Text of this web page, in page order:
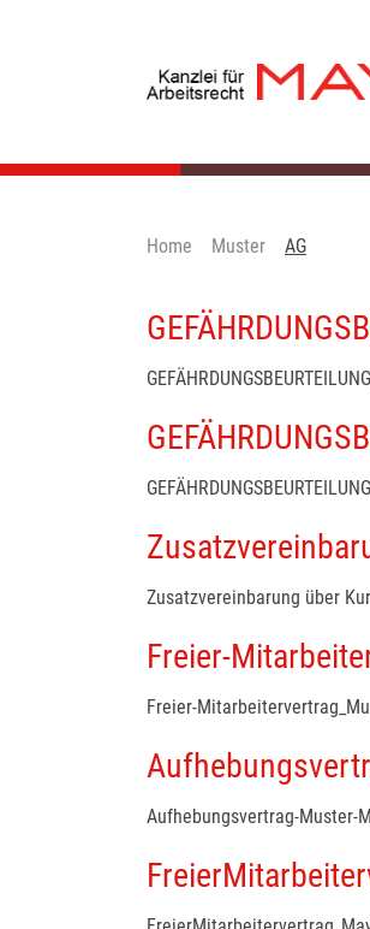
Home Muster AG
Zusatzvereinbarung über
Freier-
Freier-
Aufhebungsvertrag-Muster-